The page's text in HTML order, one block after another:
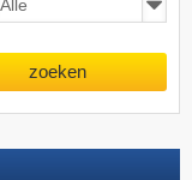
zoeken